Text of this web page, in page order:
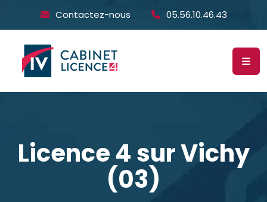
Contactez-nous 05.56.10.46.43
Licence 4 sur Vichy
(03)